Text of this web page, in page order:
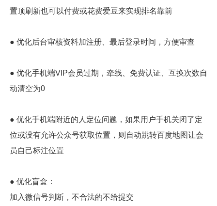
置顶刷新也可以付费或花费爱豆来实现排名靠前
● 优化后台审核资料加注册、最后登录时间，方便审查
● 优化手机端VIP会员过期，牵线、免费认证、互换次数自
动清空为0
● 优化手机端附近的人定位问题，如果用户手机关闭了定
位或没有允许公众号获取位置，则自动跳转百度地图让会
员自己标注位置
● 优化盲盒：
加入微信号判断，不合法的不给提交